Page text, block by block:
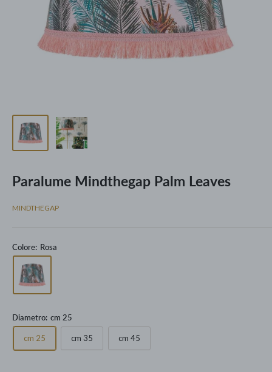
Paralume Mindthegap Palm Leaves
MINDTHEGAP
Colore: Rosa
Diametro: cm 25
cm 25 cm 35 cm 45